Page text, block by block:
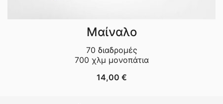
Μαίναλο
70 διαδρομές
700 χλμ μονοπάτια
14,00 €